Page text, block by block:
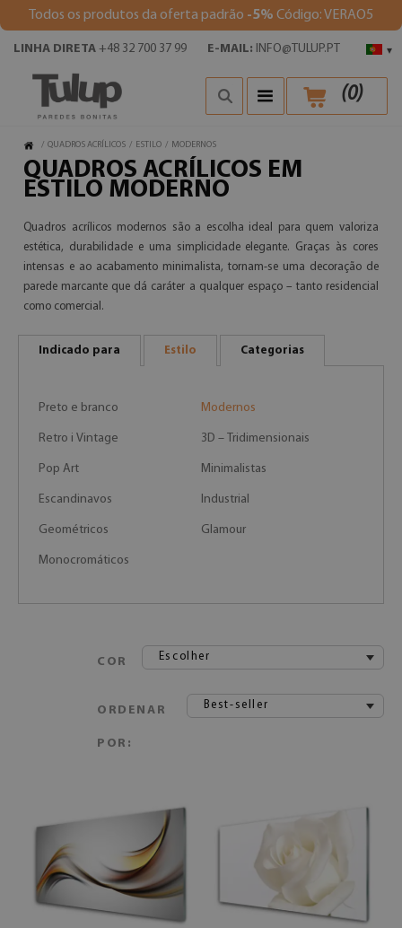
Todos os produtos da oferta padrão -5% Código: VERAO5
▾
LINHA DIRETA +48 32 700 37 99 E-MAIL: INFO@TULUP.PT
(0)
/ QUADROS ACRÍLICOS / ESTILO / MODERNOS
QUADROS ACRÍLICOS EM
ESTILO MODERNO
Quadros acrílicos modernos são a escolha ideal para quem valoriza
estética, durabilidade e uma simplicidade elegante. Graças às cores
intensas e ao acabamento minimalista, tornam-se uma decoração de
parede marcante que dá caráter a qualquer espaço – tanto residencial
como comercial.
Indicado para Estilo Categorias
Preto e branco Modernos
Retro i Vintage 3D – Tridimensionais
Pop Art Minimalistas
Escandinavos Industrial
Geométricos Glamour
Monocromáticos
COR Escolher
ORDENAR
POR:
Best-seller